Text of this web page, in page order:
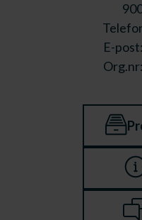
E-post: